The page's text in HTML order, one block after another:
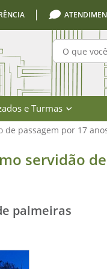
e Turmas
de passagem por 17
de
servidão de
palmeiras